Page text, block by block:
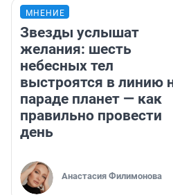
МНЕНИЕ
Звезды услышат
желания: шесть
небесных тел
выстроятся в линию
параде планет — как
правильно провести
день
Анастасия Филимонова